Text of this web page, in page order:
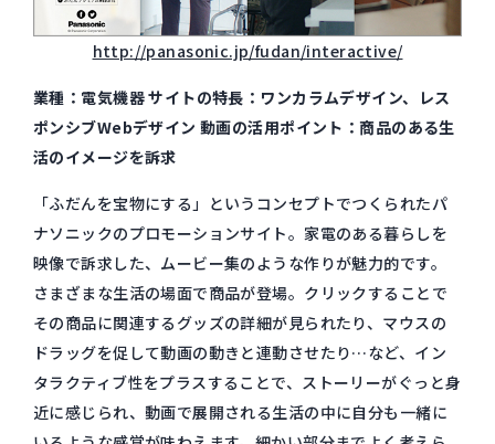
http://panasonic.jp/fudan/interactive/
業種：電気機器 サイトの特長：ワンカラムデザイン、レス
ポンシブWebデザイン 動画の活用ポイント：商品のある生
活のイメージを訴求
「ふだんを宝物にする」というコンセプトでつくられたパ
ナソニックのプロモーションサイト。家電のある暮らしを
映像で訴求した、ムービー集のような作りが魅力的です。
さまざまな生活の場面で商品が登場。クリックすることで
その商品に関連するグッズの詳細が見られたり、マウスの
ドラッグを促して動画の動きと連動させたり…など、イン
タラクティブ性をプラスすることで、ストーリーがぐっと身
近に感じられ、動画で展開される生活の中に自分も一緒に